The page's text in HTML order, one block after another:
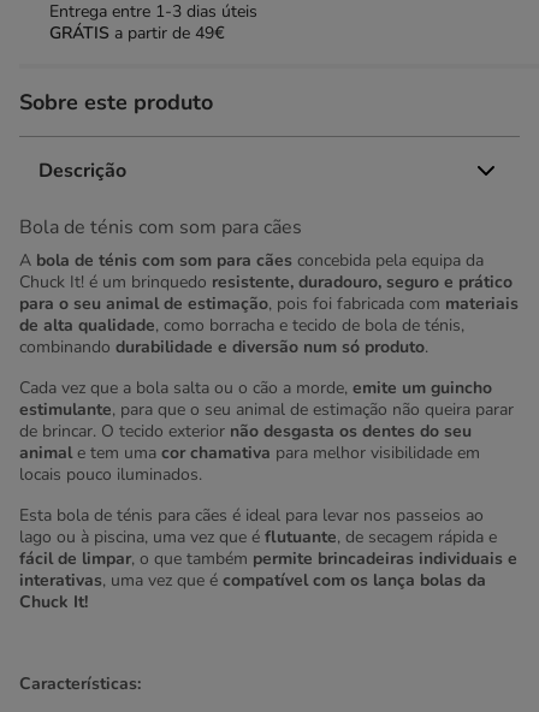
Entrega entre 1-3 dias úteis
GRÁTIS a partir de 49€
Sobre este produto
Descrição
Bola de ténis com som para cães
A bola de ténis com som para cães concebida pela equipa da
Chuck It! é um brinquedo resistente, duradouro, seguro e prático
para o seu animal de estimação, pois foi fabricada com materiais
de alta qualidade, como borracha e tecido de bola de ténis,
combinando durabilidade e diversão num só produto.
Cada vez que a bola salta ou o cão a morde, emite um guincho
estimulante, para que o seu animal de estimação não queira parar
de brincar. O tecido exterior não desgasta os dentes do seu
animale tem uma cor chamativa para melhor visibilidade em
locais pouco iluminados.
Esta bola de ténis para cães é ideal para levar nos passeios ao
lago ou à piscina, uma vez que é flutuante, de secagem rápida e
fácil de limpar, o que também permite brincadeiras individuais e
interativas, uma vez que é compatível com os lança bolas da
Chuck It!
Características: